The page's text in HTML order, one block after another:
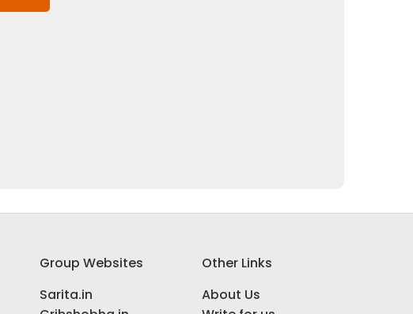
Group Websites
Sarita.in
Other Links
About Us